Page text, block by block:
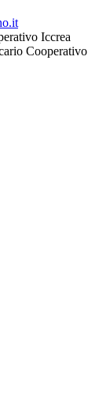
Iccrea
Cooperativo